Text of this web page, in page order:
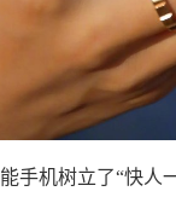
手机树立了“快人